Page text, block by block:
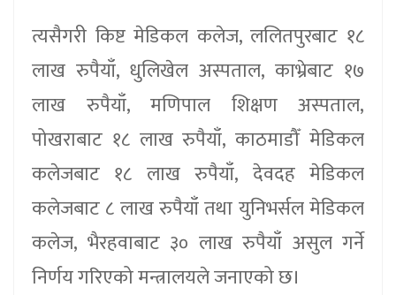
त्यसैगरी किष्ट मेडिकल कलेज, ललितपुरबाट १८
लाख रुपैयाँ, धुलिखेल अस्पताल, काभ्रेबाट १७
लाख रुपैयाँ, मणिपाल शिक्षण अस्पताल,
पोखराबाट १८ लाख रुपैयाँ, काठमाडौँ मेडिकल
कलेजबाट १८ लाख रुपैयाँ, देवदह मेडिकल
कलेजबाट ८ लाख रुपैयाँ तथा युनिभर्सल मेडिकल
कलेज, भैरहवाबाट ३० लाख रुपैयाँ असुल गर्ने
निर्णय गरिएको मन्त्रालयले जनाएको छ।